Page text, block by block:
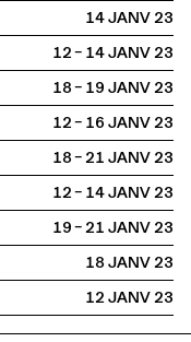
14 JANV2023
12 – 14 JANV2023
18 – 19 JANV2023
12 – 16 JANV2023
18 – 21 JANV2023
12 – 14 JANV2023
19 – 21 JANV2023
18 JANV2023
12 JANV2023